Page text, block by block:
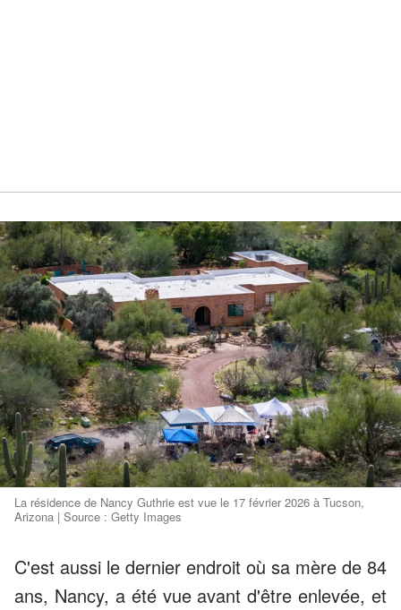
La résidence de Nancy Guthrie est vue le 17 février 2026 à Tucson,
Arizona | Source : Getty Images
C'est aussi le dernier endroit où sa mère de 84
ans, Nancy, a été vue avant d'être enlevée, et